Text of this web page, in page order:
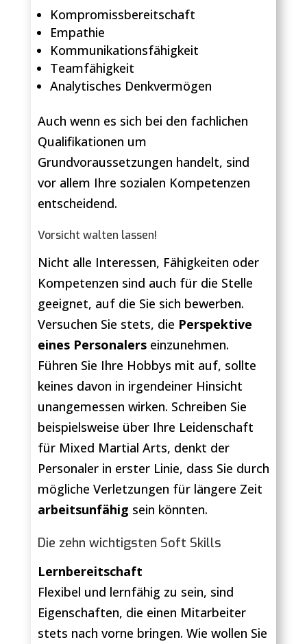
Kompromissbereitschaft
Empathie
Kommunikationsfähigkeit
Teamfähigkeit
Analytisches Denkvermögen
Auch wenn es sich bei den fachlichen
Qualifikationen um
Grundvoraussetzungen handelt, sind
vor allem Ihre sozialen Kompetenzen
entscheidend.
Vorsicht walten lassen!
Nicht alle Interessen, Fähigkeiten oder
Kompetenzen sind auch für die Stelle
geeignet, auf die Sie sich bewerben.
Versuchen Sie stets, die Perspektive
eines Personalerseinzunehmen.
Führen Sie Ihre Hobbys mit auf, sollte
keines davon in irgendeiner Hinsicht
unangemessen wirken. Schreiben Sie
beispielsweise über Ihre Leidenschaft
für Mixed Martial Arts, denkt der
Personaler in erster Linie, dass Sie durch
mögliche Verletzungen für längere Zeit
arbeitsunfähig sein könnten.
Die zehn wichtigsten Soft Skills
Lernbereitschaft
Flexibel und lernfähig zu sein, sind
Eigenschaften, die einen Mitarbeiter
stets nach vorne bringen. Wie wollen Sie